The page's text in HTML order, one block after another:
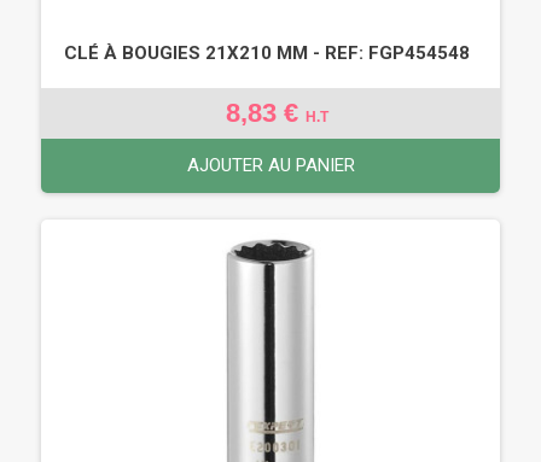
CLÉ À BOUGIES 21X210 MM - REF: FGP454548
8,83 € H.T
AJOUTER AU PANIER